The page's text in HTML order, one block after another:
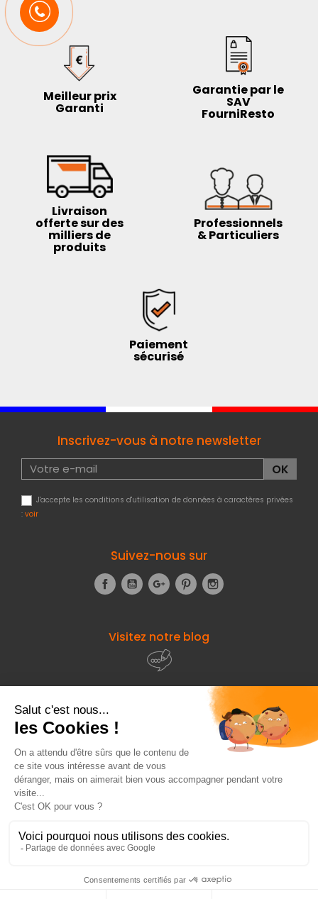
5,19 €HT
Meilleur prix
Garanti
Garantie par le
SAV
FourniResto
Livraison
offerte sur des
milliers de
produits
Professionnels
& Particuliers
Paiement
sécurisé
Inscrivez-vous à notre newsletter
J'accepte les conditions d'utilisation de données à caractères privées
: voir
Suivez-nous sur
FacebookYouTubeGoogle+Pinterest
Visitez notre blog
À propos de
Fourniresto
Entre vous et nous
Besoin d'aide ?